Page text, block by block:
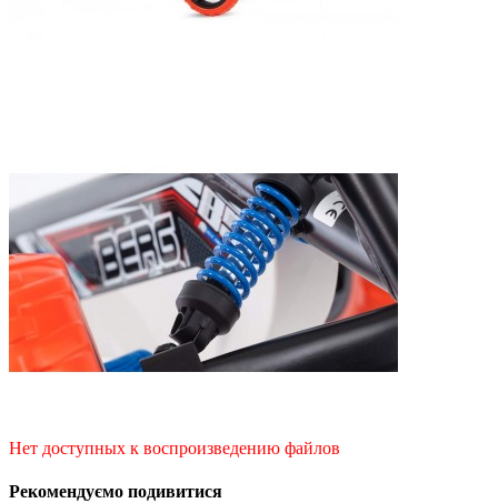
Нет доступных к воспроизведению файлов
Рекомендуємо подивитися